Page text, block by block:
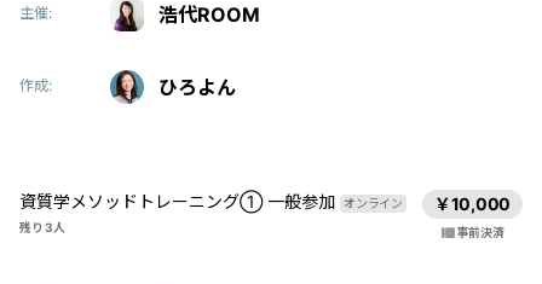
主催: 浩代ROOM
作成: ひろよん
資質学メソッドトレーニング① 一般参加
オンライン
残り 3人
￥10,000
事前決済